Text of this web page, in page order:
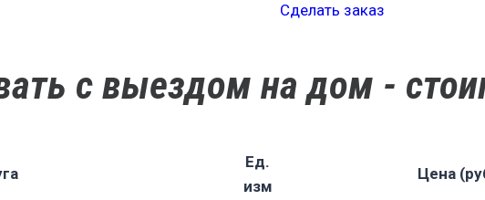
Сделать заказ
с выездом на дом -
Ед.
изм
Цена